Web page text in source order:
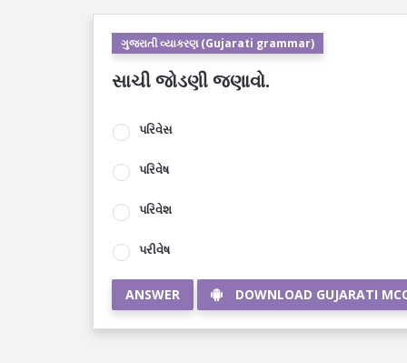
ગુજરાતી વ્યાકરણ (Gujarati grammar)
સાચી જોડણી જણાવો.
પરિવેસ
પરિવેષ
પરિવેશ
પરીવેષ
ANSWER DOWNLOAD GUJARATI